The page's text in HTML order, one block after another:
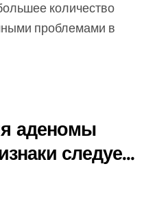
проблемами в
аденомы
следует
как